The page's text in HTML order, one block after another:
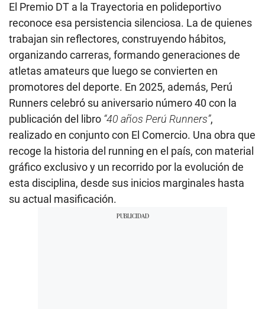
El Premio DT a la Trayectoria en polideportivo
reconoce esa persistencia silenciosa. La de quienes
trabajan sin reflectores, construyendo hábitos,
organizando carreras, formando generaciones de
atletas amateurs que luego se convierten en
promotores del deporte. En 2025, además, Perú
Runners celebró su aniversario número 40 con la
publicación del libro “40 años Perú Runners”,
realizado en conjunto con El Comercio. Una obra que
recoge la historia del running en el país, con material
gráfico exclusivo y un recorrido por la evolución de
esta disciplina, desde sus inicios marginales hasta
su actual masificación.